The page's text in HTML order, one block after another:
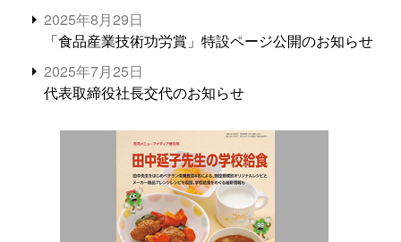
2025年8月29日
「食品産業技術功労賞」特設ページ公開のお知らせ
2025年7月25日
代表取締役社長交代のお知らせ